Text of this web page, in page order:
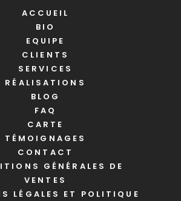
ACCUEIL
BIO
EQUIPE
CLIENTS
SERVICES
RÉALISATIONS
BLOG
FAQ
CARTE
TÉMOIGNAGES
CONTACT
GÉNÉRALES DE
VENTES
LÉGALES ET POLITIQUE